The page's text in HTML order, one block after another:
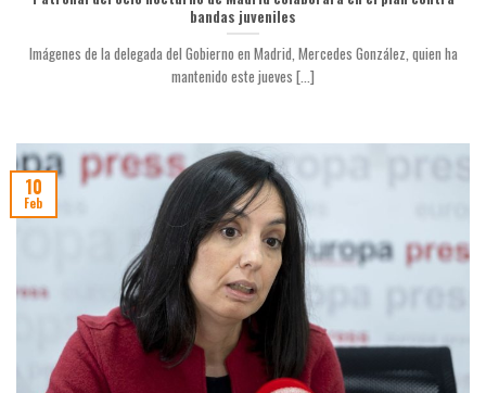
bandas juveniles
Imágenes de la delegada del Gobierno en Madrid, Mercedes González, quien ha
mantenido este jueves [...]
10
Feb